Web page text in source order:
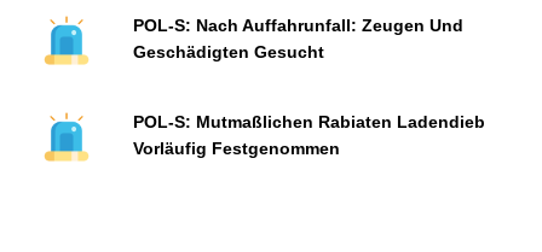
POL-S: Nach Auffahrunfall: Zeugen Und
Geschädigten Gesucht
POL-S: Mutmaßlichen Rabiaten Ladendieb
Vorläufig Festgenommen